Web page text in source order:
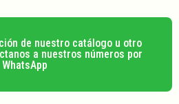
de nuestro catálogo u otro
a nuestros números por
WhatsApp